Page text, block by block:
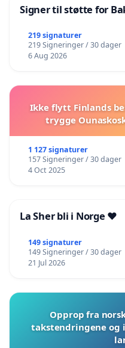
Signer til støtte for
219 signaturer
219 Signeringer / 30 dager
6 Aug 2026
Ikke flytt Finlands
trygge
1 127 signaturer
157 Signeringer / 30 dager
4 Oct 2025
La Sher bli i Norge ❤️
149 signaturer
149 Signeringer / 30 dager
21 Jul 2026
Opprop fra
takstendringene